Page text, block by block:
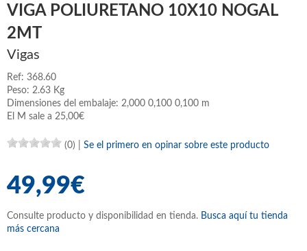
VIGA POLIURETANO 10X10 NOGAL
2MT
Vigas
Ref: 368.60
Peso: 2.63 Kg
Dimensiones del embalaje: 2,000 0,100 0,100 m
El M sale a 25,00€
(0) Se el primero en opinar sobre este producto
49,99€
Consulte producto y disponibilidad en tienda. Busca aquí tu tienda
más cercana